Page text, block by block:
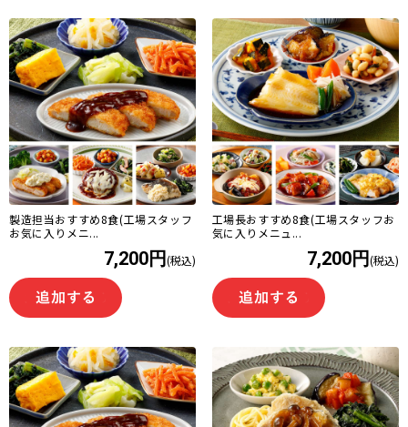
製造担当おすすめ8食(工場スタッフ
お気に入りメニ...
7,200円(税込)
工場長おすすめ8食(工場スタッフお
気に入りメニュ...
7,200円(税込)